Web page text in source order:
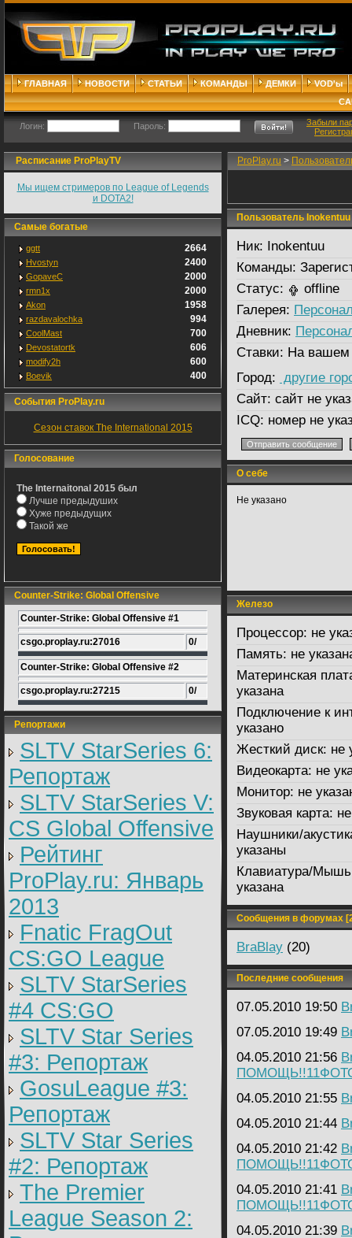
ГЛАВНАЯ НОВОСТИ СТАТЬИ КОМАНДЫ ДЕМКИ
VOD'ы
Логин: Пароль:
Забыли
Расписание ProPlayTV
Мы ищем стримеров по League of Legends
и DOTA2!
Самые богатые
ggtt 2664
Hvostyn 2400
GopaveC 2000
rmn1x 2000
Akon 1958
razdavalochka 994
CoolMast 700
Devostatortk 606
modify2h 600
Boevik 400
События ProPlay.ru
Сезон ставок The International 2015
Голосование
The Internaitonal 2015 был
Лучше предыдуших
Хуже предыдущих
Такой же
Counter-Strike: Global Offensive
Counter-Strike: Global Offensive #1
csgo.proplay.ru:27016 0/
Counter-Strike: Global Offensive #2
csgo.proplay.ru:27215 0/
Репортажи
SLTV StarSeries 6:
Репортаж
SLTV StarSeries V:
CS Global Offensive
Рейтинг
ProPlay.ru: Январь
2013
Fnatic FragOut
CS:GO League
SLTV StarSeries
#4 CS:GO
SLTV Star Series
#3: Репортаж
GosuLeague #3:
Репортаж
SLTV Star Series
#2: Репортаж
The Premier
League Season 2:
ProPlay.ru >
Пользователь Inokentuu
Ник: Inokentuu
Команды:
Статус:
offline
Галерея:
Дневник:
Ставки: На вашем
Город: другие
Сайт: сайт не
ICQ: номер не
О себе
Не указано
Железо
Процессор: не
Память: не
Материнская
указана
Подключение к
указано
Жесткий диск: не
Видеокарта: не
Монитор: не
Звуковая карта:
Наушники/
указаны
Клавиатура/
указана
Сообщения в форумах
BraBlay (20)
Последние сообщения
07.05.2010 19:50
07.05.2010 19:49
04.05.2010 21:56
04.05.2010 21:55
04.05.2010 21:44
04.05.2010 21:42
04.05.2010 21:41
04.05.2010 21:39